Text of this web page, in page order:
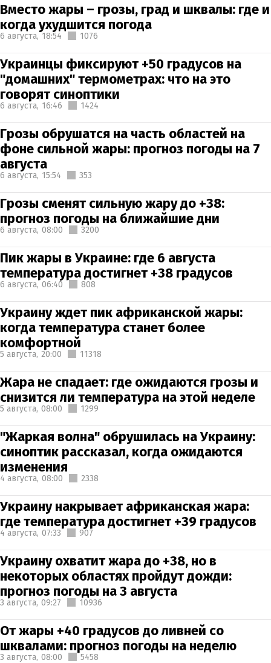
Вместо жары – грозы, град и шквалы: где и
когда ухудшится погода
6 августа, 18:54 1076
Украинцы фиксируют +50 градусов на
"домашних" термометрах: что на это
говорят синоптики
6 августа, 16:46 1424
Грозы обрушатся на часть областей на
фоне сильной жары: прогноз погоды на 7
августа
6 августа, 15:54 353
Грозы сменят сильную жару до +38:
прогноз погоды на ближайшие дни
6 августа, 08:00 3200
Пик жары в Украине: где 6 августа
температура достигнет +38 градусов
6 августа, 06:40 808
Украину ждет пик африканской жары:
когда температура станет более
комфортной
5 августа, 20:00 11318
Жара не спадает: где ожидаются грозы и
снизится ли температура на этой неделе
5 августа, 08:00 1299
"Жаркая волна" обрушилась на Украину:
синоптик рассказал, когда ожидаются
изменения
4 августа, 08:00 2338
Украину накрывает африканская жара:
где температура достигнет +39 градусов
4 августа, 07:33 907
Украину охватит жара до +38, но в
некоторых областях пройдут дожди:
прогноз погоды на 3 августа
3 августа, 09:27 10936
От жары +40 градусов до ливней со
шквалами: прогноз погоды на неделю
3 августа, 08:00 5458